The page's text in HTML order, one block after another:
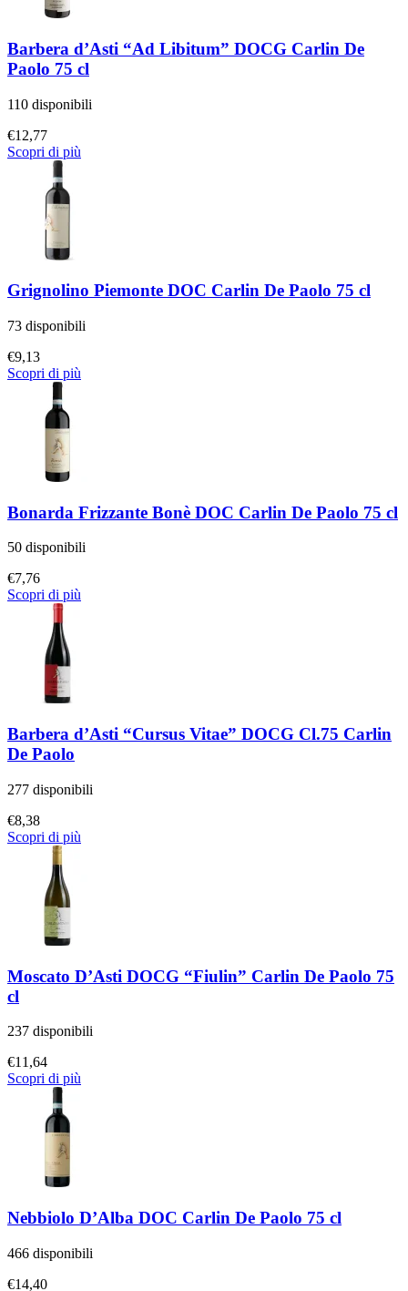
Barbera d’Asti “Ad Libitum” DOCG Carlin De
Paolo 75 cl
110 disponibili
€12,77
Scopri di più
Grignolino Piemonte DOC Carlin De Paolo 75 cl
73 disponibili
€9,13
Scopri di più
Bonarda Frizzante Bonè DOC Carlin De Paolo 75 cl
50 disponibili
€7,76
Scopri di più
Barbera d’Asti “Cursus Vitae” DOCG Cl.75 Carlin
De Paolo
277 disponibili
€8,38
Scopri di più
Moscato D’Asti DOCG “Fiulin” Carlin De Paolo 75
cl
237 disponibili
€11,64
Scopri di più
Nebbiolo D’Alba DOC Carlin De Paolo 75 cl
466 disponibili
€14,40